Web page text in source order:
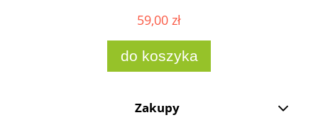
59,00 zł
do koszyka
Zakupy